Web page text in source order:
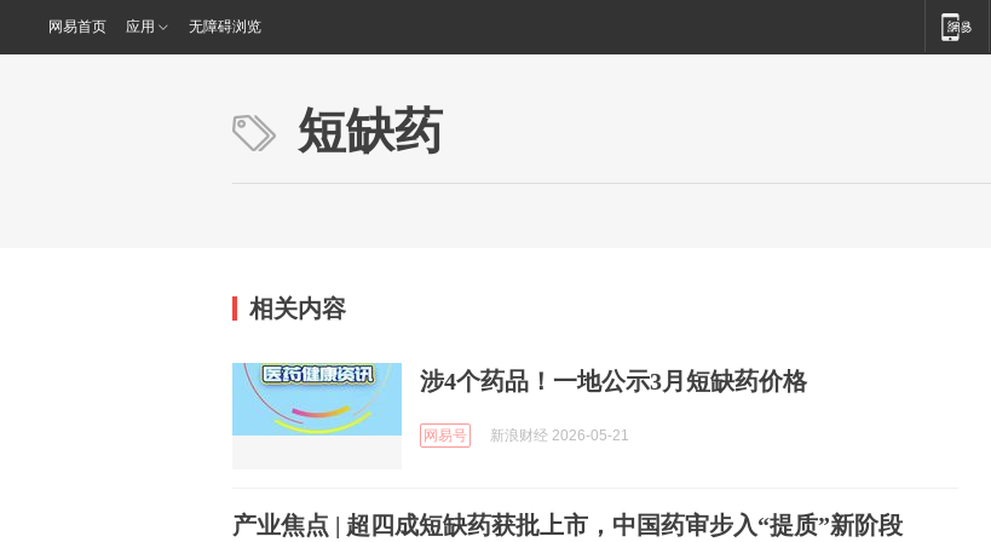
网易首页 应用 无障碍浏览
短缺药
相关内容
涉4个药品！一地公示3月短缺药价格
网易号 新浪财经 2026-05-21
产业焦点 | 超四成短缺药获批上市，中国药审步入“提质”新阶段